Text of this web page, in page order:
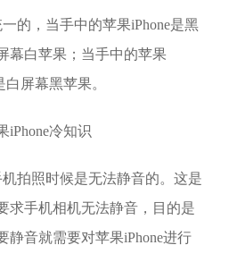
的，当手中的苹果iPhone是黑
幕白苹果；当手中的苹果
屏幕黑苹果。
拍照时候是无法静音的。这是
求手机相机无法静音，目的是
静音就需要对苹果iPhone进行